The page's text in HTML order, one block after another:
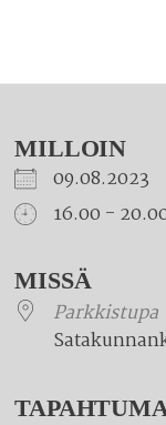
MILLOIN
09.08.2023
16.00 -
Download ICS
MISSÄ
Parkkistupa